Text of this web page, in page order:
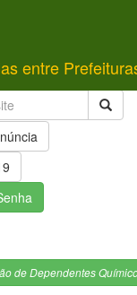
entre
de Dependentes